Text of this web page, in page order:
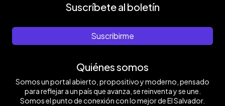
Suscríbete al boletín
Suscribirme
Quiénes somos
Somos un portal abierto, propositivo y moderno, pensado
para reflejar a un país que avanza, se reinventa y se une.
Somos el punto de conexión con lo mejor de El Salvador.